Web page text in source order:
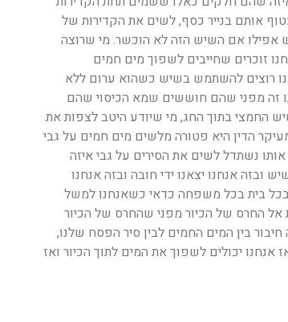
אותם בנייר כסף, לשים את הקדירות של
אפילו אם השיש הזה לא הוכשר. מי שרוצה
זוכרים שחייבים לשפוך מים חמים
רוצים להשתמש בשיש כשהוא ערום ללא
זה מפני שהם חוששים שמא הכיסוי שהם
החמצי בתוך החג, מי שיודע היטב לצפות את
הדין היא פטורה מלשים מים חמים על גבי
נשתדל לשים את הסירים על גבי איזה
אנחנו יצאנו ידי חובה ובזה אנחנו
בית בכל משפחה כדאי כשאנחנו למשל
אל החרס של הכיור מפני שהחרס של הכיור
בין המים החמים לבין סיר הפסח שלנו,
שהחום שבסיר ירד אל עד מתחת ל-40 מעלות ואז אנחנו יכולים לשפוך את המים לתוך הכיור ואז